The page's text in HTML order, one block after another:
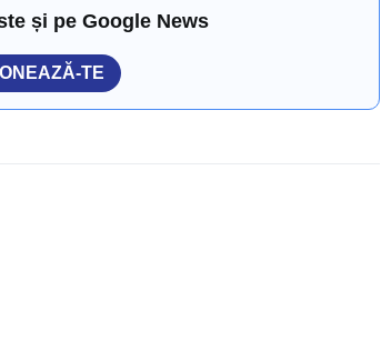
și pe Google News
TE